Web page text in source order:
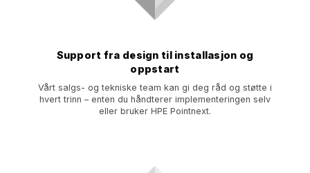
Support fra design til installasjon og
oppstart
Vårt salgs- og tekniske team kan gi deg råd og støtte i
hvert trinn – enten du håndterer implementeringen selv
eller bruker HPE Pointnext.